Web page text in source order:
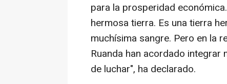
para la prosperidad
hermosa tierra. Es una tierra
muchísima sangre. Pero en la
Ruanda han acordado
de luchar", ha declarado.